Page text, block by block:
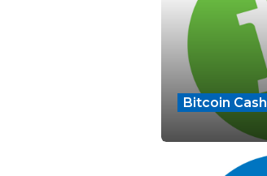
Bitcoin Cash